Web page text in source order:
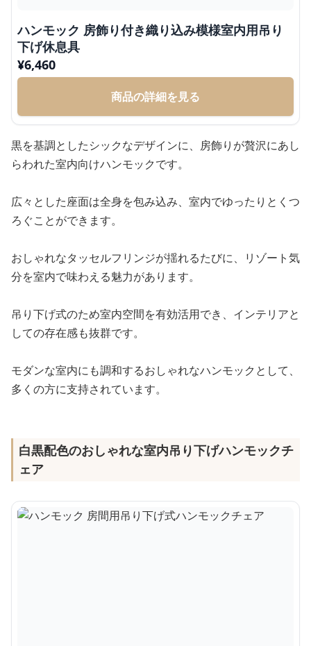
ハンモック 房飾り付き織り込み模様室内用吊り
下げ休息具
¥6,460
商品の詳細を見る
黒を基調としたシックなデザインに、房飾りが贅沢にあし
らわれた室内向けハンモックです。
広々とした座面は全身を包み込み、室内でゆったりとくつ
ろぐことができます。
おしゃれなタッセルフリンジが揺れるたびに、リゾート気
分を室内で味わえる魅力があります。
吊り下げ式のため室内空間を有効活用でき、インテリアと
しての存在感も抜群です。
モダンな室内にも調和するおしゃれなハンモックとして、
多くの方に支持されています。
白黒配色のおしゃれな室内吊り下げハンモックチ
ェア